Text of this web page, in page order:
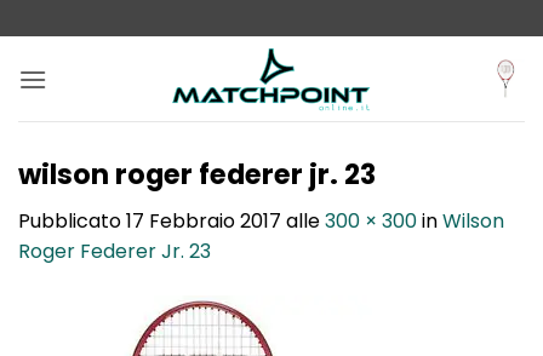
ai
contenuti
wilson roger federer jr. 23
Pubblicato17 Febbraio 2017 alle300 × 300inWilson
Roger Federer Jr. 23